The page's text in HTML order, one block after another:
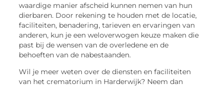
waardige manier afscheid kunnen nemen van hun
dierbaren. Door rekening te houden met de locatie,
faciliteiten, benadering, tarieven en ervaringen van
anderen, kun je een weloverwogen keuze maken die
past bij de wensen van de overledene en de
behoeften van de nabestaanden.
Wil je meer weten over de diensten en faciliteiten
van het crematorium in Harderwijk? Neem dan